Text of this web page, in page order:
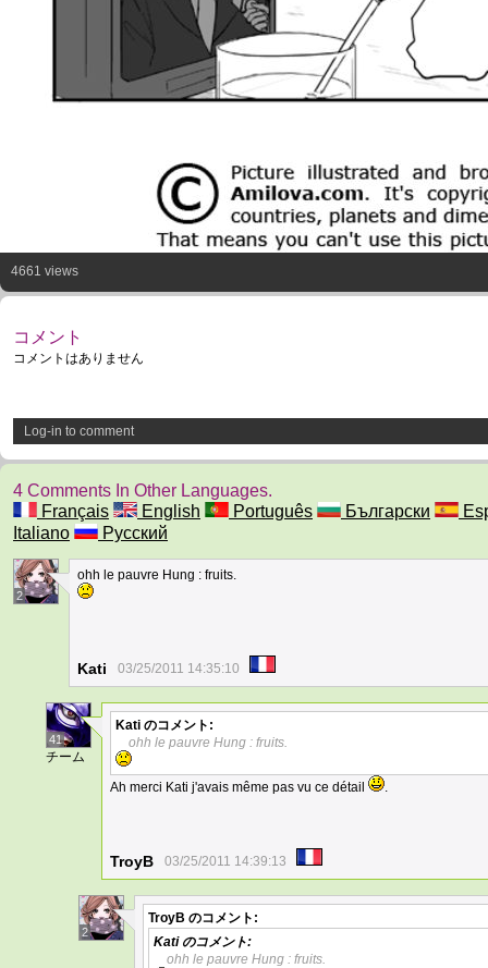
4661 views
コメント
コメントはありません
Log-in to comment
4 Comments In Other Languages.
Français
English Português Български
Italiano
Русский
2
ohh le pauvre Hung : fruits.
Kati 03/25/2011 14:35:10
41
チーム
Kati のコメント:
ohh le pauvre Hung : fruits.
Ah merci Kati j'avais même pas vu ce détail .
TroyB 03/25/2011 14:39:13
2
TroyB のコメント:
Katiのコメント:
ohh le pauvre Hung : fruits.